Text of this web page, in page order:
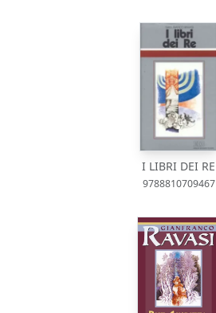
I LIBRI DEI RE
9788810709467